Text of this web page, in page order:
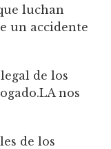
luchan
un accidente
de los
nos
de los